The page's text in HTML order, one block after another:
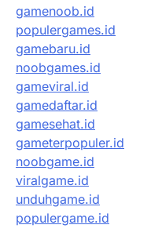
gamenoob.id
populergames.id
gamebaru.id
noobgames.id
gameviral.id
gamedaftar.id
gamesehat.id
gameterpopuler.id
noobgame.id
viralgame.id
unduhgame.id
populergame.id